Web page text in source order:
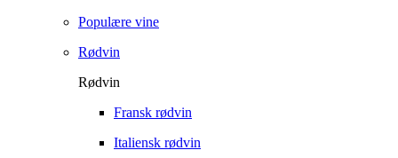
Populære vine
Rødvin
Rødvin
Fransk rødvin
Italiensk rødvin